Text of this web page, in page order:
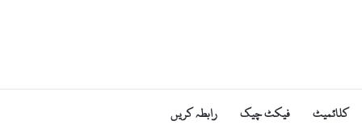
کلائمیٹ فیکٹ چیک رابطہ کریں